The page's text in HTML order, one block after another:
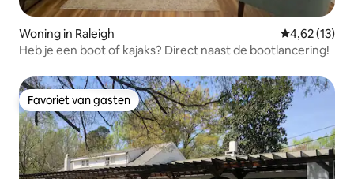
Woning in Raleigh Gemiddelde
4,62 (13)
Heb je een boot of kajaks? Direct naast de bootlancering!
Favoriet van gasten
Favoriet van gasten